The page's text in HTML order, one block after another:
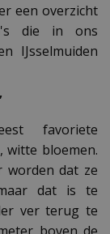
een overzicht
die in ons
IJsselmuiden
favoriete
witte bloemen.
worden dat ze
dat is te
ver terug te